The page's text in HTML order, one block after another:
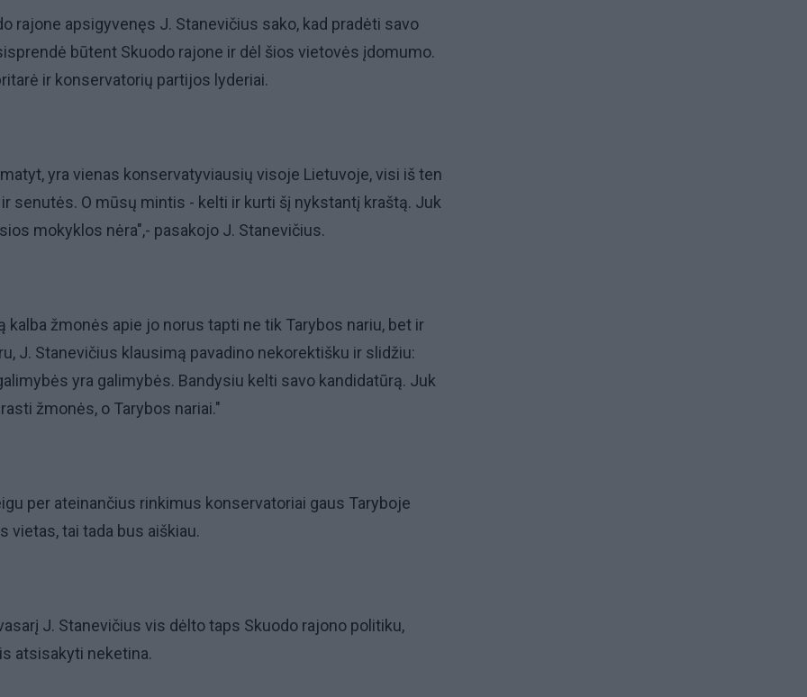
rajone apsigyvenęs J. Stanevičius sako, kad pradėti savo
būtent Skuodo rajone ir dėl šios vietovės įdomumo.
ir konservatorių partijos lyderiai.
yra vienas konservatyviausių visoje Lietuvoje, visi iš ten
ir senutės. O mūsų mintis - kelti ir kurti šį nykstantį kraštą. Juk
mokyklos nėra",- pasakojo J. Stanevičius.
kalba žmonės apie jo norus tapti ne tik Tarybos nariu, bet ir
J. Stanevičius klausimą pavadino nekorektišku ir slidžiu:
yra galimybės. Bandysiu kelti savo kandidatūrą. Juk
žmonės, o Tarybos nariai."
per ateinančius rinkimus konservatoriai gaus Taryboje
vietas, tai tada bus aiškiau.
J. Stanevičius vis dėlto taps Skuodo rajono politiku,
atsisakyti neketina.